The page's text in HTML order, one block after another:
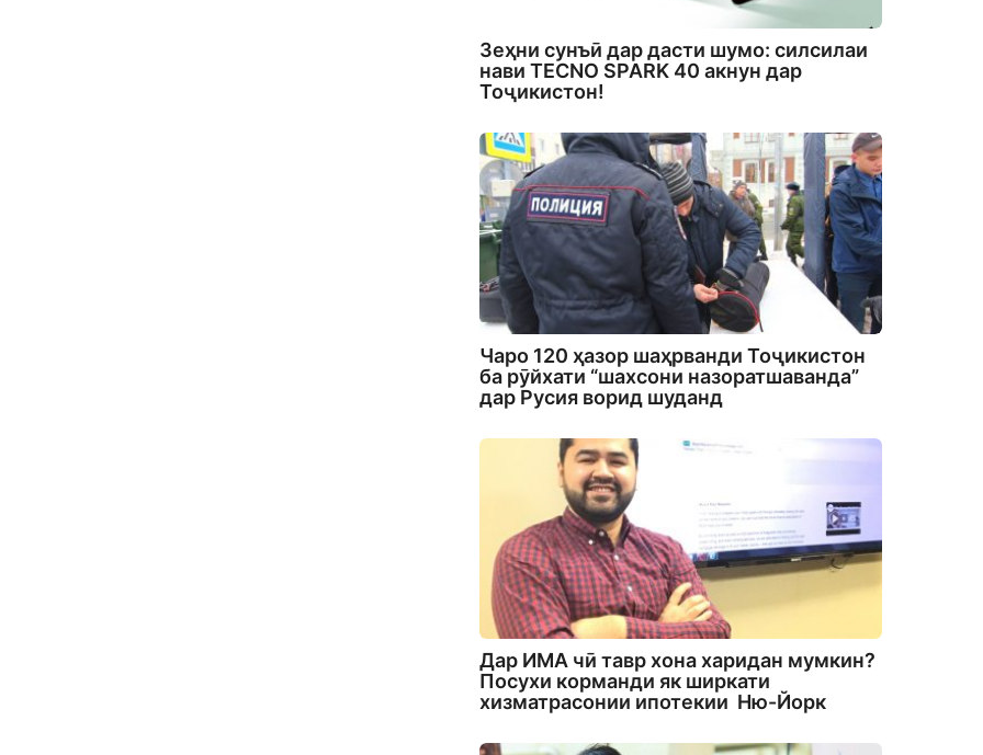
Зеҳни сунъӣ дар дасти шумо: силсилаи
нави TECNO SPARK 40 акнун дар
Тоҷикистон!
Чаро 120 ҳазор шаҳрванди Тоҷикистон
ба рӯйхати “шахсони назоратшаванда”
дар Русия ворид шуданд
Дар ИМА чӣ тавр хона харидан мумкин?
Посухи корманди як ширкати
хизматрасонии ипотекии Ню-Йорк